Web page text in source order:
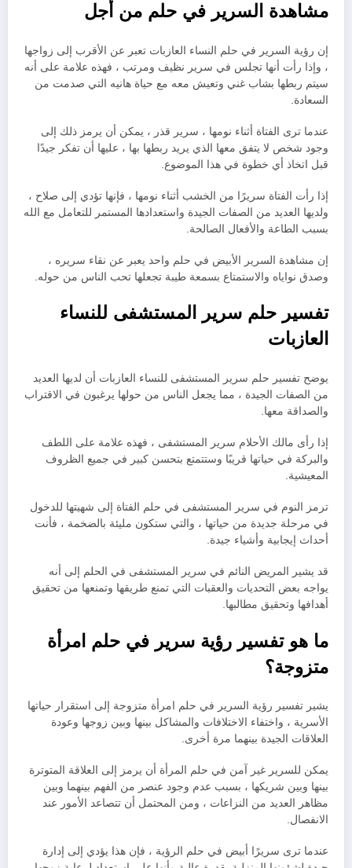
مشاهدة السرير في حلم من أجل
إن رؤية السرير في حلم النساء العازبات تعبر عن الأقرب إلى زواجها
، وإذا رأت أنها تجلس في سرير نظيف ومرتب ، فهذه علامة على أنه
سيتم ربطها بشاب غني وتعيش معه مع حياة هانيه التي صدمت من
السعادة.
عندما ترى الفتاة أثناء نومها ، سرير قذر ، يمكن أن يرمز ذلك إلى
وجود شخص لا يتفق معها الذي يريد ربطها بها ، عليها أن تفكر جيدًا
قبل اتخاذ أي خطوة في هذا الموضوع.
إذا رأت الفتاة سريرًا من الخشب أثناء نومها ، فإنها تؤدي إلى صلاح ،
ولديها العديد من الصفات الجيدة واستعدادها المستمر للتعامل مع الله
بسبب الطاعة والأفعال الصالحة.
إن مشاهدة السرير الأبيض في حلم واحد يعبر عن نقاء سريره ،
وصدق نواياه والاستمتاع بسمعة طيبة تجعلها تحب الناس من حوله.
تفسير حلم سرير المستشفى للنساء
العازبات
يوضح تفسير حلم سرير المستشفى للنساء العازبات أن لديها العديد
من الصفات الجيدة ، مما يجعل الناس من حولها يرغبون في الاقتراب
والصداقة معها.
إذا رأى مالك الأحلام سرير المستشفى ، فهذه علامة على اللطف
والبركة في حياتها قريبًا وستتمتع بتحسن كبير في جميع الظروف
المعيشية.
ترمز النوم في سرير المستشفى في حلم الفتاة إلى شهيتها للدخول
في مرحلة جديدة من حياتها ، والتي ستكون مليئة بالضخمة ، فأنت
أحداث إيجابية وأشياء جيدة.
قد يشير المريض النائم في سرير المستشفى في الحلم إلى أنه
يواجه بعض التحديات والعقبات التي تمنع طريقها وتمنعها من تحقيق
أهدافها وتحقيق مطالبها.
ما هو تفسير رؤية سرير في حلم امرأة
متزوجة؟
يشير تفسير رؤية السرير في حلم امرأة متزوجة إلى استقرار حياتها
الأسرية ، واختفاء الاختلافات والمشاكل بينها وبين زوجها وعودة
العلاقات الجيدة بينهما مرة أخرى.
يمكن للسرير غير آمن في حلم المرأة أن يرمز إلى العلاقة المتوترة
بينها وبين شريكها ، بسبب عدم وجود عنصر من الفهم بينهما وبين
مظاهر العديد من النزاعات ، ومن المحتمل أن تتصاعد الأمور عند
الانفصال.
عندما ترى سريرًا أبيض في حلم الرؤية ، فإن هذا يؤدي إلى إدارة